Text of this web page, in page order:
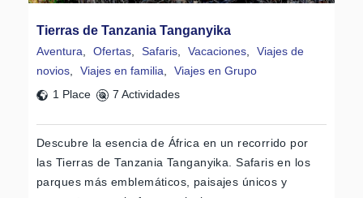
Tierras de Tanzania Tanganyika
Aventura, Ofertas, Safaris, Vacaciones,
Viajes de
novios, Viajes en familia,
Viajes en Grupo
1 Place
7 Actividades
Descubre la esencia de África en un recorrido por
las Tierras de Tanzania Tanganyika. Safaris en los
parques más emblemáticos, paisajes únicos y